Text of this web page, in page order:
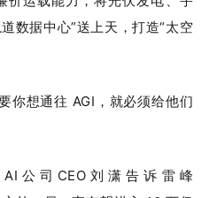
数据中心”送上天，打造“太空
你想通往 AGI，就必须给他们
公司CEO刘潇告诉雷峰